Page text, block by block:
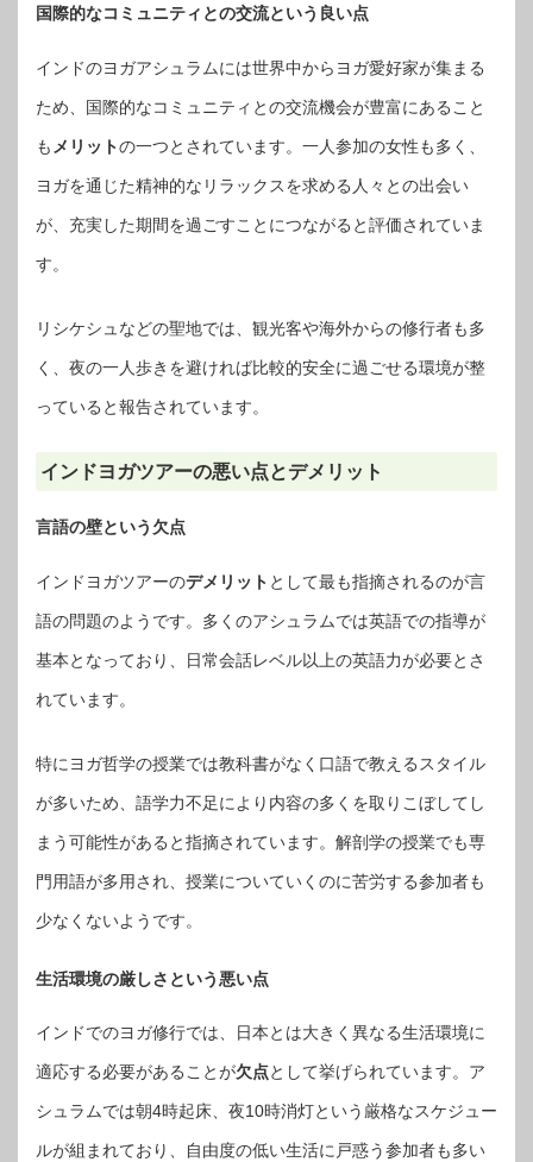
国際的なコミュニティとの交流という良い点
インドのヨガアシュラムには世界中からヨガ愛好家が集まる
ため、国際的なコミュニティとの交流機会が豊富にあること
も メリットの一つとされています。一人参加の女性も多く、
ヨガを通じた精神的なリラックスを求める人々との出会い
が、充実した期間を過ごすことにつながると評価されていま
す。
リシケシュなどの聖地では、観光客や海外からの修行者も多
く、夜の一人歩きを避ければ比較的安全に過ごせる環境が整
っていると報告されています。
インドヨガツアーの悪い点とデメリット
言語の壁という欠点
インドヨガツアーのデメリット として最も指摘されるのが言
語の問題のようです。多くのアシュラムでは英語での指導が
基本となっており、日常会話レベル以上の英語力が必要とさ
れています。
特にヨガ哲学の授業では教科書がなく口語で教えるスタイル
が多いため、語学力不足により内容の多くを取りこぼしてし
まう可能性があると指摘されています。解剖学の授業でも専
門用語が多用され、授業についていくのに苦労する参加者も
少なくないようです。
生活環境の厳しさという悪い点
インドでのヨガ修行では、日本とは大きく異なる生活環境に
適応する必要があることが欠点として挙げられています。ア
シュラムでは朝4時起床、夜10時消灯という厳格なスケジュー
ルが組まれており、自由度の低い生活に戸惑う参加者も多い